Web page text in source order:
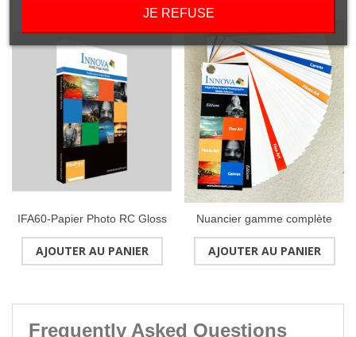
IFA60-Papier Photo RC Gloss
260g/m2Format : A4 (50
feuilles)
AJOUTER AU PANIER
Nuancier gamme complète
INNOVA
AJOUTER AU PANIER
Frequently Asked Questions
JE REFUSE